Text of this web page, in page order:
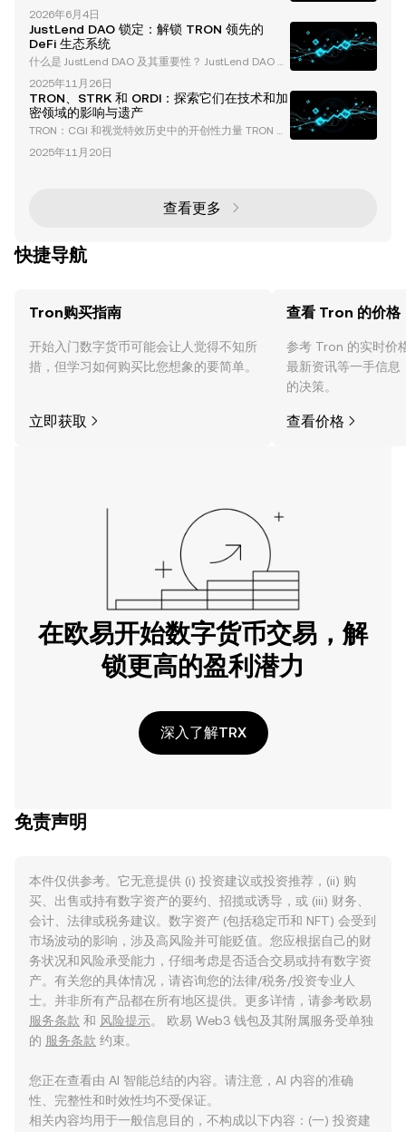
块链平台，不仅因其技术进步而在加密货币行业中崭露
头角，还因其创始人孙宇晨的创新捐赠策略和生态系统
投资而备受关注。这些贡献通常以代币购买的形式进
行，展示了 TRON 在慈善和区块链发展方面的独特方
法。 在本文中，我们将深入探讨 TRON 和孙宇晨的捐
赠策略如何影响加密领域，这些贡献背后的机制，以及
它们对区块链采用的更广泛意义。 孙宇晨在迷因币
2026年6月4日
JustLend DAO 锁定：解锁 TRON 领先的
DeFi 生态系统
什么是 JustLend DAO 及其重要性？ JustLend DAO 是
TRON 生态系统中领先的去中心化借贷协议，是去中心
化金融（DeFi）创新的基石。其总锁仓价值（TVL）已
超过 81.6 亿美元，用户数量超过 474,000，巩固了其
在 DeFi 领域的重要地位。该平台提供多样化的金融服
务，包括借贷、质押和能量租赁，成为零售和机构投资
者的综合金融中心。 JustLend DAO 在 T
2025年11月26日
TRON、STRK 和 ORDI：探索它们在技术和加
密领域的影响与遗产
TRON：CGI 和视觉特效历史中的开创性力量 TRON 于
1982 年上映，是计算机生成图像（CGI）和视觉特效
演变中的一个里程碑。在当时没有任何 3D 建模或渲染
业，还为现代数字大片奠定了基础。 TRON 视觉特效
背后的挑战 创造 TRON 标志性的视觉效果绝非易事。
2025年11月20日
查看更多
快捷导航
Tron购买指南
开始入门数字货币可能会让人觉得不知所
措，但学习如何购买比您想象的要简单。
立即获取
查看 Tron 的价格
参考 Tron 的实时价
最新资讯等一手信息
的决策。
查看价格
在欧易开始数字货币交易，解
锁更高的盈利潜力
深入了解TRX
免责声明
本件仅供参考。它无意提供 (i) 投资建议或投资推荐，(ii) 购
买、出售或持有数字资产的要约、招揽或诱导，或 (iii) 财务、
会计、法律或税务建议。数字资产 (包括稳定币和 NFT) 会受到
市场波动的影响，涉及高风险并可能贬值。您应根据自己的财
务状况和风险承受能力，仔细考虑是否适合交易或持有数字资
产。有关您的具体情况，请咨询您的法律/税务/投资专业人
士。并非所有产品都在所有地区提供。更多详情，请参考欧易
服务条款 和 风险提示。 欧易 Web3 钱包及其附属服务受单独
的 服务条款 约束。
您正在查看由 AI 智能总结的内容。请注意，AI 内容的准确
性、完整性和时效性均不受保证。
相关内容均用于一般信息目的，不构成以下内容：(一) 投资建